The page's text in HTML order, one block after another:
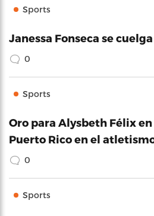
Sports
Janessa Fonseca se
0
Sports
Oro para Alysbeth Félix
Puerto Rico en el
0
Sports